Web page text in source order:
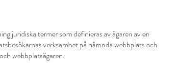
juridiska termer som definieras av ägaren av en
verksamhet på nämnda webbplats och
webbplatsägaren.